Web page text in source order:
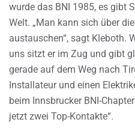
wurde das BNI 1985, es gibt
Welt. „Man kann sich über
austauschen“, sagt Kleboth.
uns sitzt er im Zug und gibt
gerade auf dem Weg nach
Installateur und einen
beim Innsbrucker BNI-
jetzt zwei Top-Kontakte“.